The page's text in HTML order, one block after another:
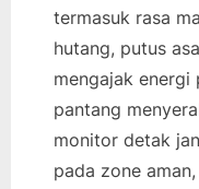
termasuk rasa
hutang, putus
mengajak
pantang
monitor detak
pada zone